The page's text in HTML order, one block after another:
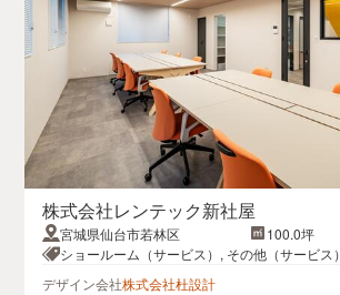
株式会社レンテック新社屋
宮城県仙台市若林区
100.0坪
ショールーム（サービス）, その他（サービス）
デザイン会社株式会社杜設計